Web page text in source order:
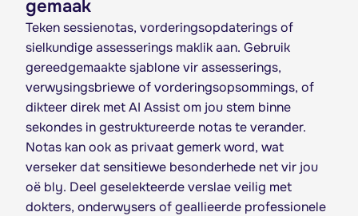
gemaak
Teken sessienotas, vorderingsopdaterings of
sielkundige assesserings maklik aan. Gebruik
gereedgemaakte sjablone vir assesserings,
verwysingsbriewe of vorderingsopsommings, of
dikteer direk met AI Assist om jou stem binne
sekondes in gestruktureerde notas te verander.
Notas kan ook as privaat gemerk word, wat
verseker dat sensitiewe besonderhede net vir jou
oë bly. Deel geselekteerde verslae veilig met
dokters, onderwysers of geallieerde professionele